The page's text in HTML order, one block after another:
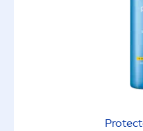
Protect